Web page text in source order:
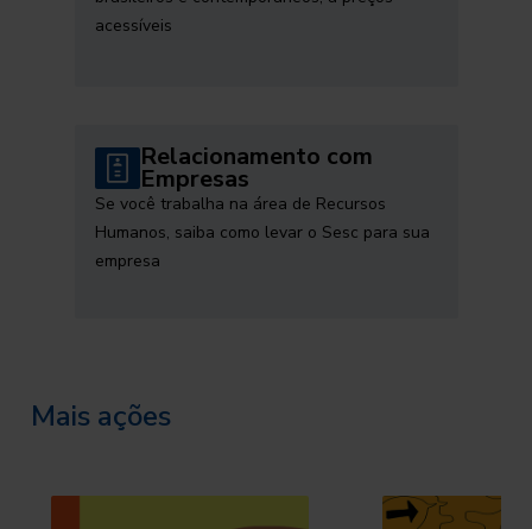
acessíveis
Relacionamento com
Empresas
Se você trabalha na área de Recursos
Humanos, saiba como levar o Sesc para sua
empresa
Mais ações